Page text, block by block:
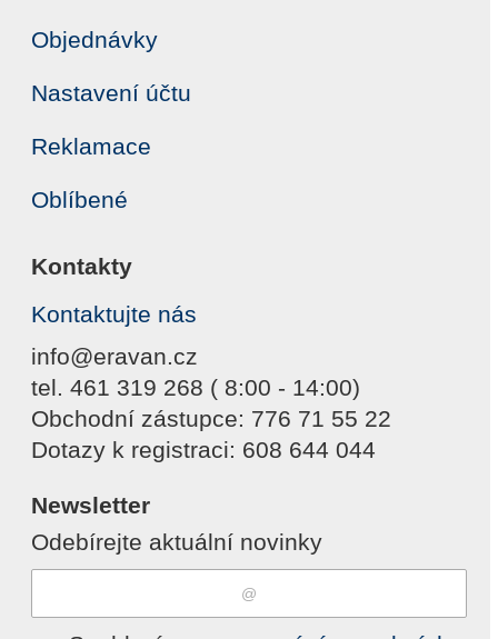
Objednávky
Nastavení účtu
Reklamace
Oblíbené
Kontakty
Kontaktujte nás
info@eravan.cz
tel. 461 319 268 ( 8:00 - 14:00)
Obchodní zástupce: 776 71 55 22
Dotazy k registraci: 608 644 044
Newsletter
Odebírejte aktuální novinky